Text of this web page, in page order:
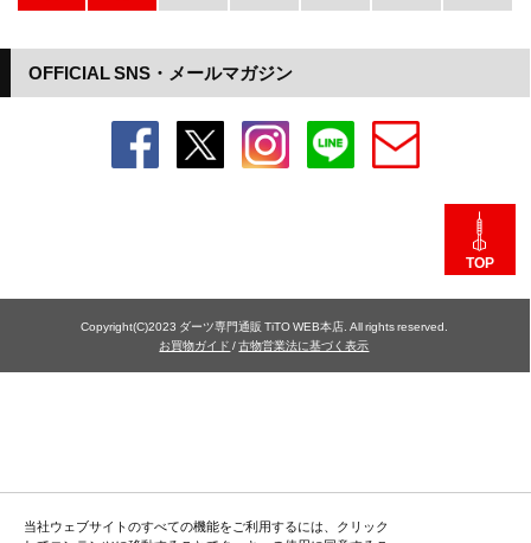
当社ウェブサイトのすべての機能をご利用するには、クリック
OFFICIAL SNS・メールマガジン
TOP
Copyright(C)2023 ダーツ専門通販 TiTO WEB本店. All rights reserved.
お買物ガイド /古物営業法に基づく表示